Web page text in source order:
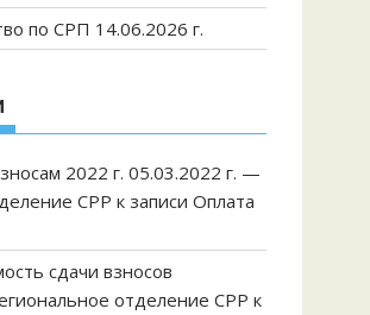
по СРП 14.06.2026 г.
2022 г. 05.03.2022 г. —
СРР к записи Оплата
сдачи взносов
отделение СРР к